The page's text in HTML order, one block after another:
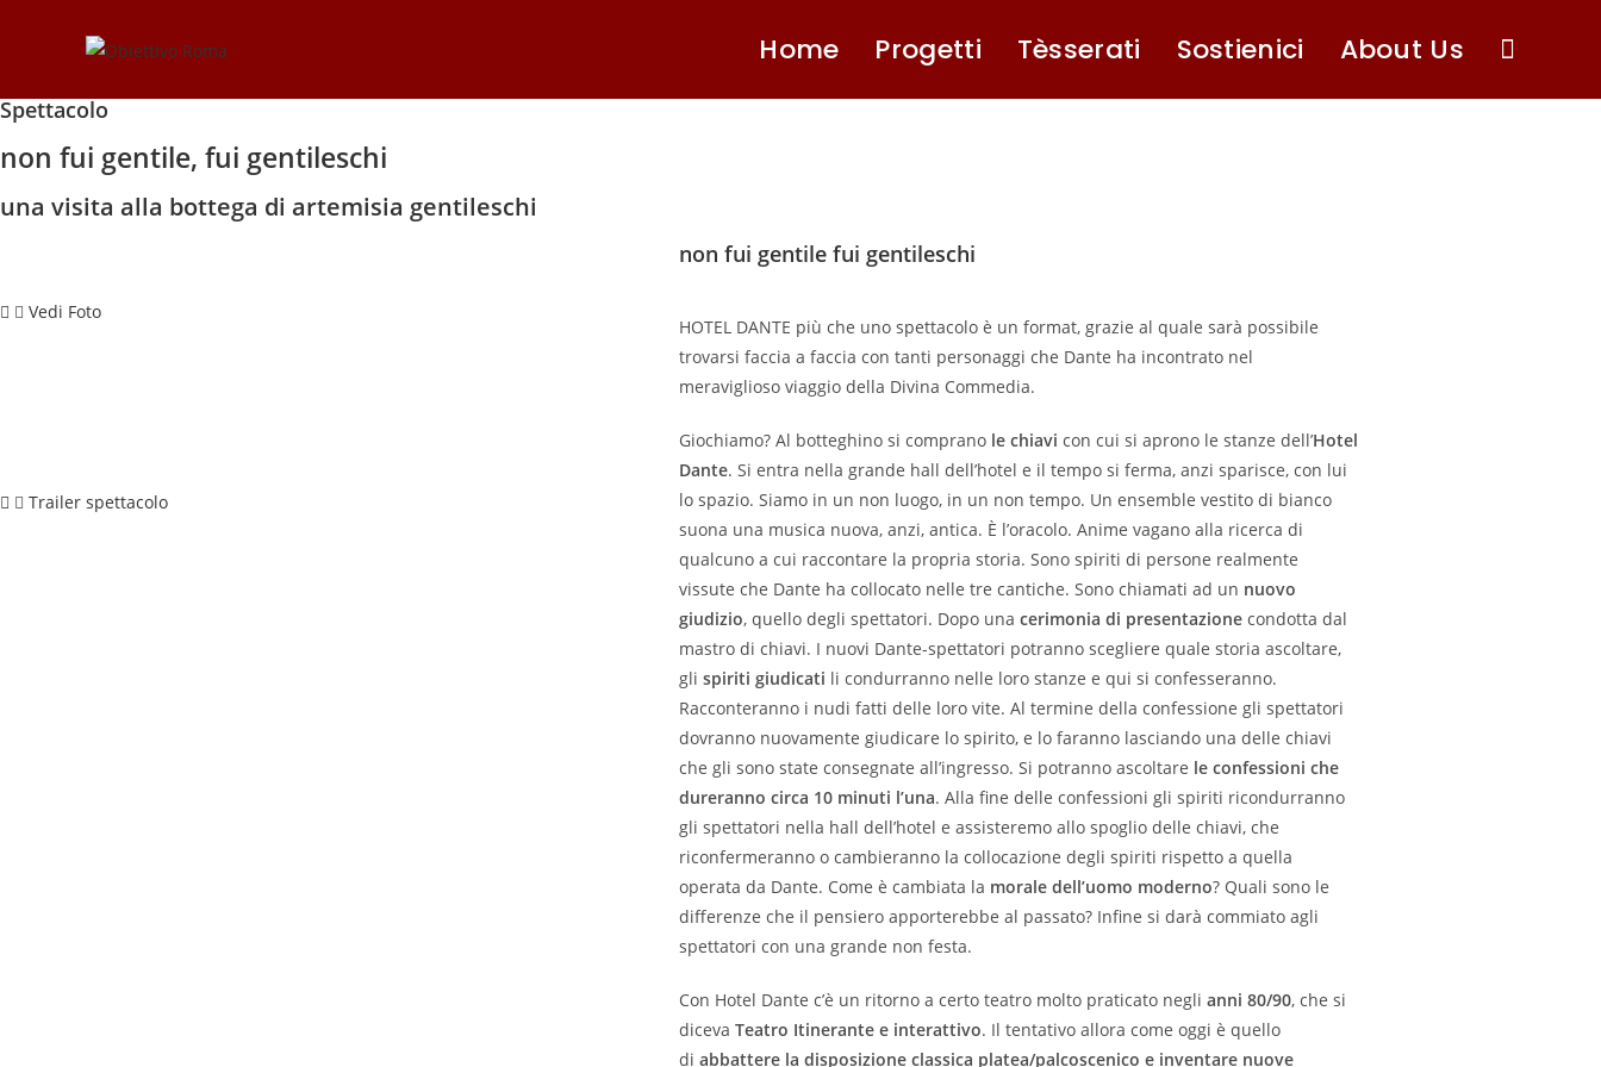
Home Progetti Tèsserati Sostienici About Us
Spettacolo
non fui gentile, fui gentileschi
una visita alla bottega di artemisia gentileschi
Vedi Foto
Trailer spettacolo
non fui gentile fui gentileschi
HOTEL DANTE più che uno spettacolo è un format, grazie al quale sarà possibile
trovarsi faccia a faccia con tanti personaggi che Dante ha incontrato nel
meraviglioso viaggio della Divina Commedia.
Giochiamo? Al botteghino si comprano le chiavi con cui si aprono le stanze dell’Hotel
Dante. Si entra nella grande hall dell’hotel e il tempo si ferma, anzi sparisce, con lui
lo spazio. Siamo in un non luogo, in un non tempo. Un ensemble vestito di bianco
suona una musica nuova, anzi, antica. È l’oracolo. Anime vagano alla ricerca di
qualcuno a cui raccontare la propria storia. Sono spiriti di persone realmente
vissute che Dante ha collocato nelle tre cantiche. Sono chiamati ad un nuovo
giudizio, quello degli spettatori. Dopo una cerimonia di presentazione condotta dal
mastro di chiavi. I nuovi Dante-spettatori potranno scegliere quale storia ascoltare,
gli spiriti giudicati li condurranno nelle loro stanze e qui si confesseranno.
Racconteranno i nudi fatti delle loro vite. Al termine della confessione gli spettatori
dovranno nuovamente giudicare lo spirito, e lo faranno lasciando una delle chiavi
che gli sono state consegnate all’ingresso. Si potranno ascoltare le confessioni che
dureranno circa 10 minuti l’una. Alla fine delle confessioni gli spiriti ricondurranno
gli spettatori nella hall dell’hotel e assisteremo allo spoglio delle chiavi, che
riconfermeranno o cambieranno la collocazione degli spiriti rispetto a quella
operata da Dante. Come è cambiata la morale dell’uomo moderno? Quali sono le
differenze che il pensiero apporterebbe al passato? Infine si darà commiato agli
spettatori con una grande non festa.
Con Hotel Dante c’è un ritorno a certo teatro molto praticato negli anni 80/90, che si
diceva Teatro Itinerante e interattivo. Il tentativo allora come oggi è quello
di abbattere la disposizione classica platea/palcoscenico e inventare nuove